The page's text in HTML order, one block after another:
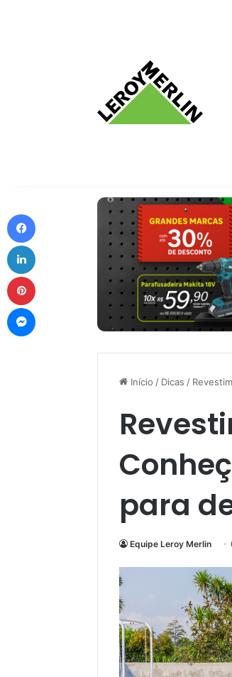
Início / Dicas /
para
Equipe Leroy Merlin